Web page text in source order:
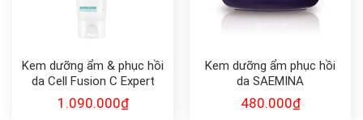
Kem dưỡng ẩm & phục hồi
da Cell Fusion C Expert
BARRIEDERM INTENSIVE
CREAM
1.090.000₫
Kem dưỡng ẩm phục hồi
da SAEMINA
REVITALIZING SIGNAL
480.000₫